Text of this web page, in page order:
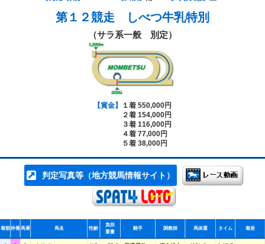
第１２競走 しべつ牛乳特別
（サラ系一般 別定）
【賞金】
１着 550,000円
２着 154,000円
３着 116,000円
４着 77,000円
５着 38,000円
判定写真等（地方競馬情報サイト）
着順枠番馬番 馬名 性齢
負担
重量
騎手 調教師 馬体重 タイム 着差